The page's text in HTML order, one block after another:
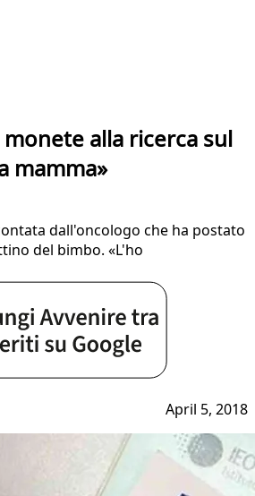
alla ricerca sul
mamma»
dall'oncologo che ha postato
del bimbo. «L'ho
April 5, 2018